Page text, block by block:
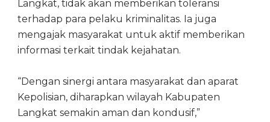
Langkat, tidak akan memberikan toleransi
terhadap para pelaku kriminalitas. Ia juga
mengajak masyarakat untuk aktif memberikan
informasi terkait tindak kejahatan.
“Dengan sinergi antara masyarakat dan aparat
Kepolisian, diharapkan wilayah Kabupaten
Langkat semakin aman dan kondusif,”